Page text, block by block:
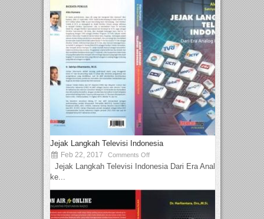
Jejak Langkah Televisi Indonesia
Feb 22, 2017 Comments Off
Jejak Langkah Televisi Indonesia Dari Era Analog
ke...